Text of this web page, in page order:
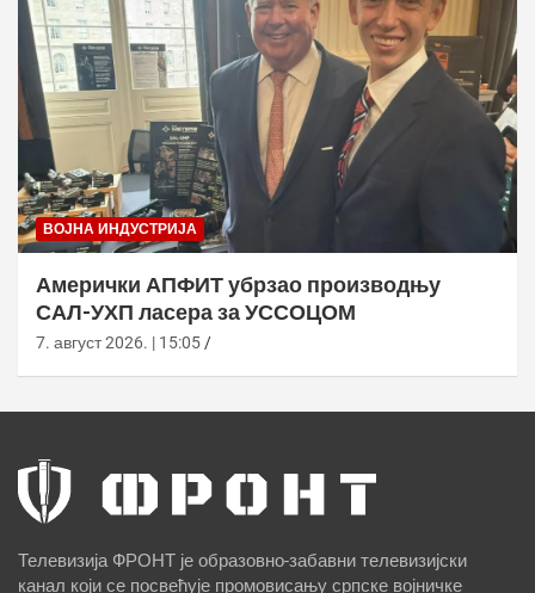
ВОЈНА ИНДУСТРИЈА
Амерички АПФИТ убрзао производњу
САЛ-УХП ласера за УССОЦОМ
7. август 2026. | 15:05
Телевизија ФРОНТ је образовно-забавни телевизијски
канал који се посвећује промовисању српске војничке